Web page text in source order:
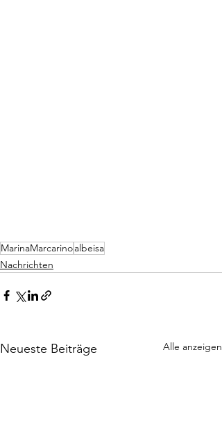
MarinaMarcarinoalbeisa
Nachrichten
Neueste Beiträge Alle anzeigen